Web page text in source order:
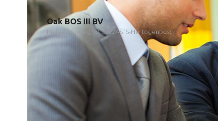
Oak BOS III BV
Rietveldenweg 98, 5222AS 'S-Hertogenbosch